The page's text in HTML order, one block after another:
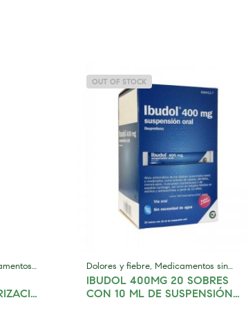
OUT OF STOCK
Dolores y fiebre, Medicamentos sin
prescripción
IBUDOL 400MG 20 SOBRES
CON 10 ML DE SUSPENSIÓN